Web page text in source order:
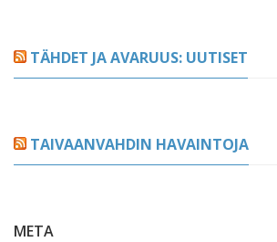
TÄHDET JA AVARUUS: UUTISET
TAIVAANVAHDIN HAVAINTOJA
META